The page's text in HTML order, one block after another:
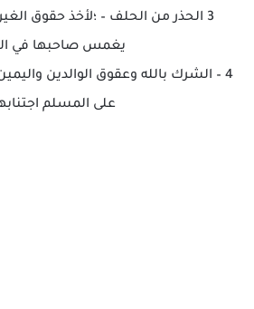
3 الحذر من الحلف – ؛لأخذ حقوق
يغمس صاحبها في
4 – الشرك بالله وعقوق الوالدين
على المسلم